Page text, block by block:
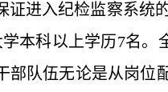
证进入纪检监察系统
本科以上学历7名
部队伍无论是从岗位